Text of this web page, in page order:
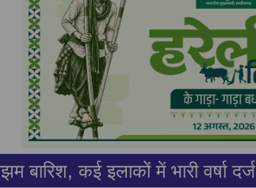
बारिश, कई इलाकों में भारी वर्षा दर्ज